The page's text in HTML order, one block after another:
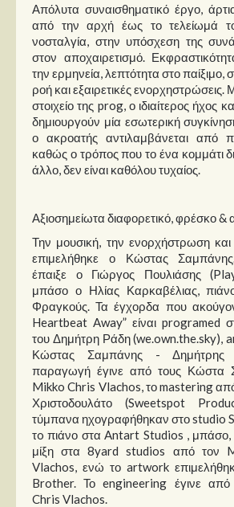
Απόλυτα συναισθηματικό έργο,
από την αρχή έως το τελείωμά
νοσταλγία, στην υπόσχεση της
στον αποχαιρετισμό.
την ερμηνεία, λεπτότητα στο παίξιμο,
ροή και εξαιρετικές ενορχηστρώσεις.
στοιχείο της prog, ο ιδιαίτερος ήχος
δημιουργούν μία εσωτερική
ο ακροατής αντιλαμβάνεται από
καθώς ο τρόπος που το ένα κομμάτι
άλλο, δεν είναι καθόλου τυχαίος.
Αξιοσημείωτα διαφορετικό, φρέσκο &
Την μουσική, την ενορχήστρωση και
επιμελήθηκε ο Κώστας
έπαιξε ο Γιώργος Πουλιάσης
μπάσο ο Ηλίας Καρκαβέλιας,
Φραγκούς. Τα έγχορδα που
Heartbeat Away” είναι programed
του Δημήτρη Ράδη (we.own.the.sky),
Κώστας Σαμπάνης -
παραγωγή έγινε από τους Κώστα
Mikko Chris Vlachos, το mastering
Χριστοδουλάτο (Sweetspot
τύμπανα ηχογραφήθηκαν στο studio
τo πιάνο στα Antart Studios , μπάσο,
μίξη στα 8yard studios από τον
Vlachos, ενώ το artwork
Brother. Το engineering έγινε
Chris Vlachos.